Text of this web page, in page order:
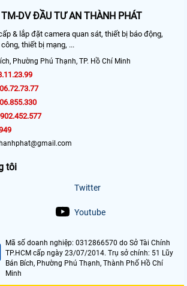
DV ĐẦU TƯ AN THÀNH PHÁT
& lắp đặt camera quan sát, thiết bị báo động,
thiết bị mạng, ...
Phường Phú Thạnh, TP. Hồ Chí Minh
tôi
Twitter
Youtube
Mã số doanh nghiệp: 0312866570 do Sở Tài Chính
TP.HCM cấp ngày 23/07/2014. Trụ sở chính: 51 Lũy
Bán Bích, Phường Phú Thạnh, Thành Phố Hồ Chí
Minh